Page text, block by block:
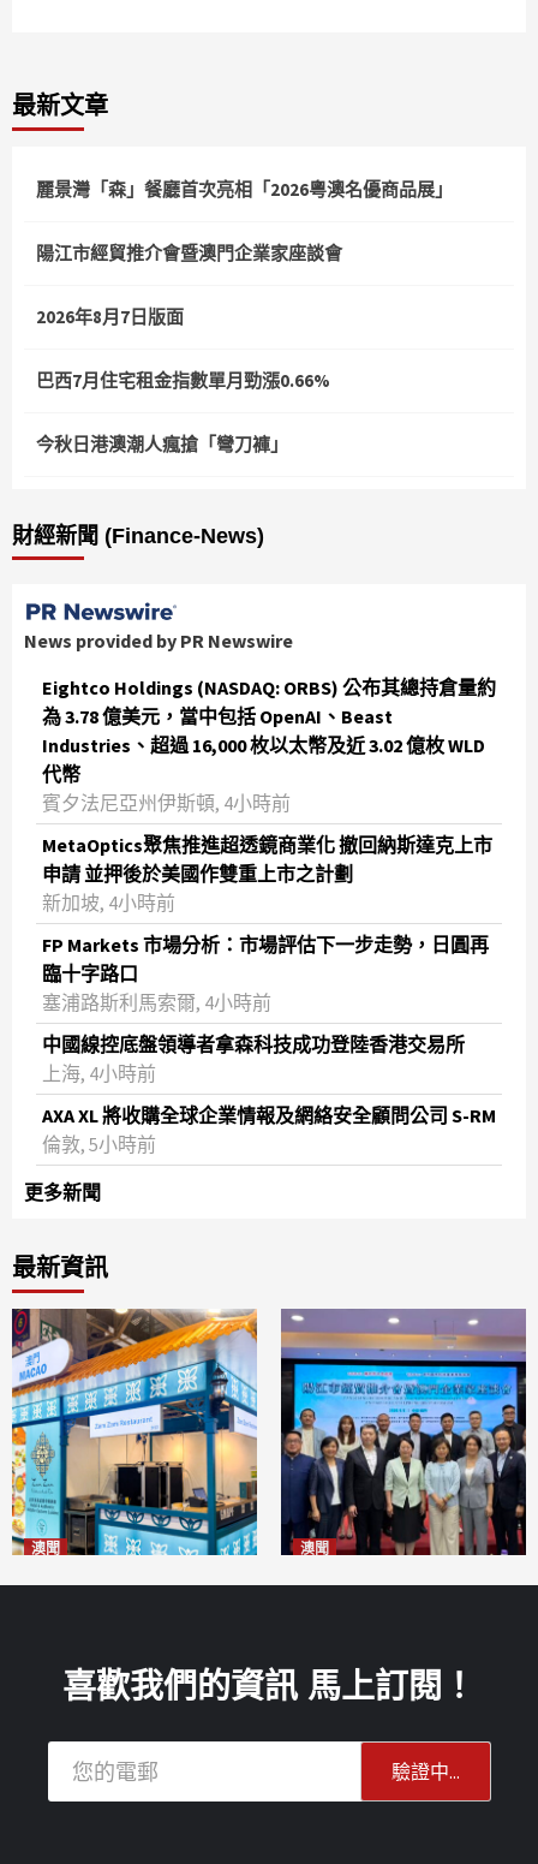
最新文章
麗景灣「森」餐廳首次亮相「2026粵澳名優商品展」
陽江市經貿推介會暨澳門企業家座談會
2026年8月7日版面
巴西7月住宅租金指數單月勁漲0.66%
今秋日港澳潮人瘋搶「彎刀褲」
財經新聞 (Finance-News)
News provided by PR Newswire
Eightco Holdings (NASDAQ: ORBS) 公布其總持倉量約
為 3.78 億美元，當中包括 OpenAI、Beast
Industries、超過 16,000 枚以太幣及近 3.02 億枚 WLD
代幣
賓夕法尼亞州伊斯頓, 4小時前
MetaOptics聚焦推進超透鏡商業化 撤回納斯達克上市
申請 並押後於美國作雙重上市之計劃
新加坡, 4小時前
FP Markets 市場分析：市場評估下一步走勢，日圓再
臨十字路口
塞浦路斯利馬索爾, 4小時前
中國線控底盤領導者拿森科技成功登陸香港交易所
上海, 4小時前
AXA XL 將收購全球企業情報及網絡安全顧問公司 S-RM
倫敦, 5小時前
更多新聞
最新資訊
澳聞 澳聞
喜歡我們的資訊 馬上訂閱！